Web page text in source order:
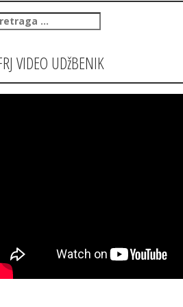
VIDEO UDžBENIK